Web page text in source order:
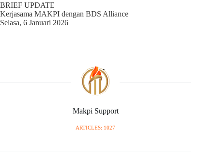
BRIEF UPDATE
Kerjasama MAKPI dengan BDS Alliance
Selasa, 6 Januari 2026
Makpi Support
ARTICLES: 1027